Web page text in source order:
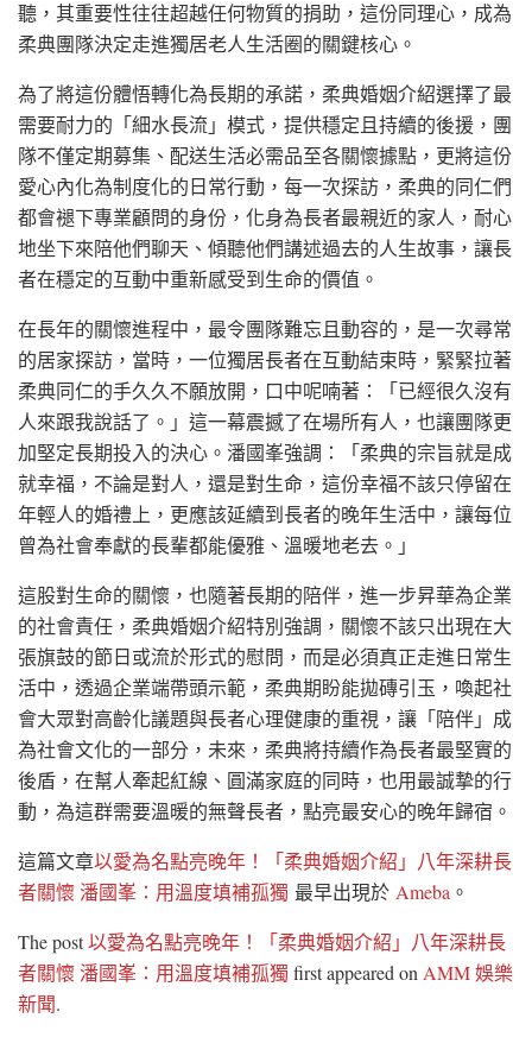
聽，其重要性往往超越任何物質的捐助，這份同理心，成為
柔典團隊決定走進獨居老人生活圈的關鍵核心。
為了將這份體悟轉化為長期的承諾，柔典婚姻介紹選擇了最
需要耐力的「細水長流」模式，提供穩定且持續的後援，團
隊不僅定期募集、配送生活必需品至各關懷據點，更將這份
愛心內化為制度化的日常行動，每一次探訪，柔典的同仁們
都會褪下專業顧問的身份，化身為長者最親近的家人，耐心
地坐下來陪他們聊天、傾聽他們講述過去的人生故事，讓長
者在穩定的互動中重新感受到生命的價值。
在長年的關懷進程中，最令團隊難忘且動容的，是一次尋常
的居家探訪，當時，一位獨居長者在互動結束時，緊緊拉著
柔典同仁的手久久不願放開，口中呢喃著：「已經很久沒有
人來跟我說話了。」這一幕震撼了在場所有人，也讓團隊更
加堅定長期投入的決心。潘國峯強調：「柔典的宗旨就是成
就幸福，不論是對人，還是對生命，這份幸福不該只停留在
年輕人的婚禮上，更應該延續到長者的晚年生活中，讓每位
曾為社會奉獻的長輩都能優雅、溫暖地老去。」
這股對生命的關懷，也隨著長期的陪伴，進一步昇華為企業
的社會責任，柔典婚姻介紹特別強調，關懷不該只出現在大
張旗鼓的節日或流於形式的慰問，而是必須真正走進日常生
活中，透過企業端帶頭示範，柔典期盼能拋磚引玉，喚起社
會大眾對高齡化議題與長者心理健康的重視，讓「陪伴」成
為社會文化的一部分，未來，柔典將持續作為長者最堅實的
後盾，在幫人牽起紅線、圓滿家庭的同時，也用最誠摯的行
動，為這群需要溫暖的無聲長者，點亮最安心的晚年歸宿。
這篇文章以愛為名點亮晚年！「柔典婚姻介紹」八年深耕長
者關懷 潘國峯：用溫度填補孤獨 最早出現於 Ameba 。
The post以愛為名點亮晚年！「柔典婚姻介紹」八年深耕長
者關懷 潘國峯：用溫度填補孤獨 first appeared on AMM 娛樂
新聞.